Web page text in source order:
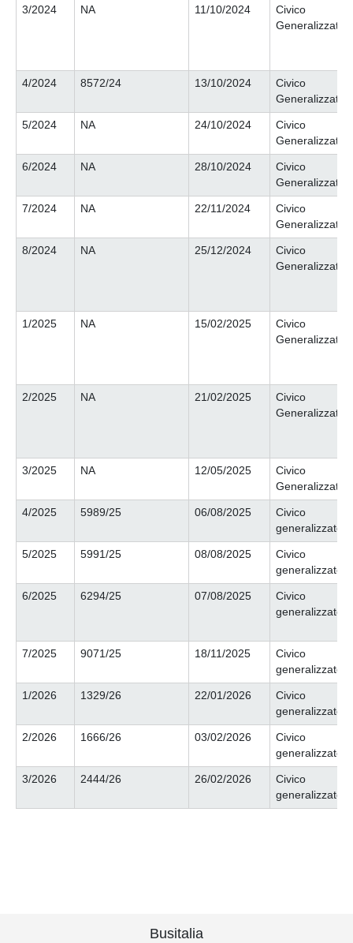
3/2024 NA 11/10/2024
Civico
Generalizzato
4/2024 8572/24 13/10/2024
Civico
Generalizzato
5/2024 NA 24/10/2024
Civico
Generalizzato
6/2024 NA 28/10/2024
Civico
Generalizzato
7/2024 NA 22/11/2024
Civico
Generalizzato
8/2024 NA 25/12/2024
Civico
Generalizzato
1/2025 NA 15/02/2025
Civico
Generalizzato
2/2025 NA 21/02/2025
Civico
Generalizzato
3/2025 NA 12/05/2025
Civico
Generalizzato
4/2025 5989/25 06/08/2025
Civico
generalizzato
5/2025 5991/25 08/08/2025
Civico
generalizzato
6/2025 6294/25 07/08/2025
Civico
generalizzato
7/2025 9071/25 18/11/2025
Civico
generalizzato
1/2026 1329/26 22/01/2026
Civico
generalizzato
2/2026 1666/26 03/02/2026
Civico
generalizzato
3/2026 2444/26 26/02/2026
Civico
generalizzato
Busitalia